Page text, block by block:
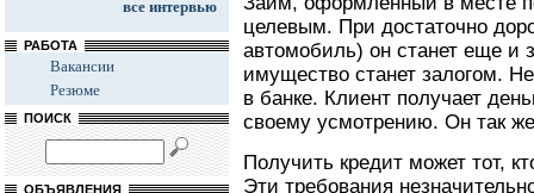
все интервью
РАБОТА
Вакансии
Резюме
ПОИСК
ОБЪЯВЛЕНИЯ
целевым. При достаточно
автомобиль) он станет еще и
имущество станет залогом.
в банке. Клиент получает
своему усмотрению. Он так
Получить кредит может тот,
Эти требования